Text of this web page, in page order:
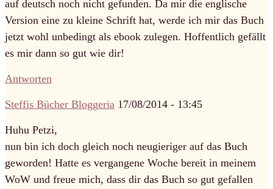
auf deutsch noch nicht gefunden. Da mir die englische
Version eine zu kleine Schrift hat, werde ich mir das Buch
jetzt wohl unbedingt als ebook zulegen. Hoffentlich gefällt
es mir dann so gut wie dir!
Antworten
Steffis Bücher Bloggeria 17/08/2014 - 13:45
Huhu Petzi,
nun bin ich doch gleich noch neugieriger auf das Buch
geworden! Hatte es vergangene Woche bereit in meinem
WoW und freue mich, dass dir das Buch so gut gefallen